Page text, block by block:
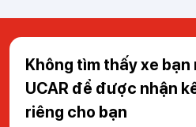
Không tìm thấy xe bạn
UCAR để được nhận
riêng cho bạn